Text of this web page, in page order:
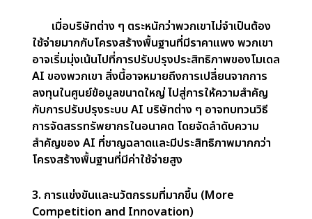
การเพิ่มขึ้นของ DeepSeek ทำให้เกิดคำถาม
ว่าการลงทุนจำนวนมหาศาลในโครงสร้างพื้นฐาน AI ที่
ทำโดยบริษัทอย่าง Microsoft นั้นเป็นเส้นทางที่ดีที่สุด
จริงหรือไม่ ศักยภาพที่สตาร์ทอัพจะเข้ามาพลิกโฉมการ
พัฒนา AI แบบดั้งเดิมอาจนำไปสู่การเปลี่ยนแปลงใน
วิธีการที่บริษัทเทคโนโลยีรายใหญ่เข้าถึงการใช้จ่ายด้าน
AI โดยมุ่งเน้นไปที่กลยุทธ์ที่มีประสิทธิภาพและคุ้มค่า
กว่า แทนที่จะทุ่มเงินจำนวนมากให้กับโครงสร้างพื้นฐาน
ทางกายภาพที่กว้างขวาง สิ่งนี้สามารถเปลี่ยนแปลง
เศรษฐศาสตร์ของการพัฒนา AI ได้อย่างมีนัยสำคัญใน